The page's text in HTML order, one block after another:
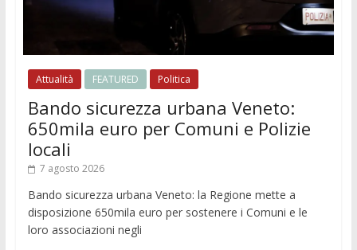
Attualità FEATURED Politica
Bando sicurezza urbana Veneto:
650mila euro per Comuni e Polizie
locali
7 agosto 2026
Bando sicurezza urbana Veneto: la Regione mette a
disposizione 650mila euro per sostenere i Comuni e le
loro associazioni negli